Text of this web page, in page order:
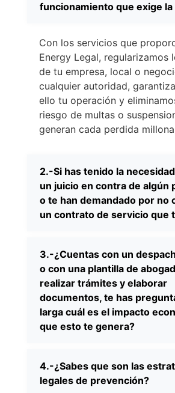
funcionamiento que exige la
Con los servicios que
Energy Legal, regularizamos
de tu empresa, local o
cualquier autoridad,
ello tu operación y
riesgo de multas o
generan cada perdida
2.-Si has tenido la
un juicio en contra de algún
o te han demandado por no
un contrato de servicio que
3.-¿Cuentas con un
o con una plantilla de
realizar trámites y elaborar
documentos, te has
larga cuál es el impacto
que esto te genera?​
4.-¿Sabes que son las
legales de prevención?​